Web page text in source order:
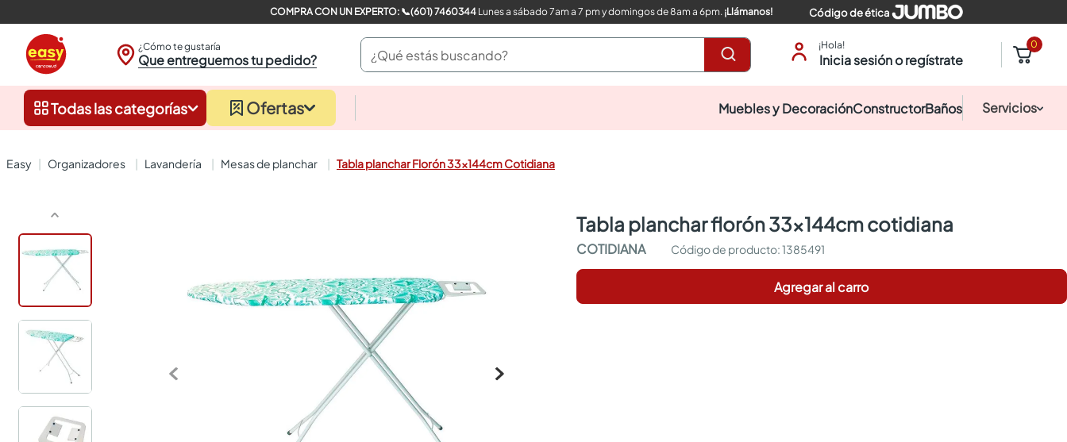
COMPRA CON UN EXPERTO: 📞(601) 7460344Lunes a sábado 7am a 7 pm y domingos de 8am a 6pm. ¡Llámanos! Código de ética
¿Cómo te gustaría
Que entreguemos tu pedido?
¿Qué estás buscando? ¡Hola!
Inicia sesión o regístrate
0
Todas las categorías Ofertas Muebles y DecoraciónConstructorBaños Servicios
organizadores lavandería mesas de planchar Tabla planchar Florón 33x144cm Cotidiana
tabla planchar florón 33x144cm cotidiana
COTIDIANA :1385491
Agregar al carro
closet
sanitarios
neveras